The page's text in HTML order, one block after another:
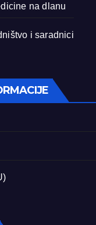
na dlanu
i saradnici